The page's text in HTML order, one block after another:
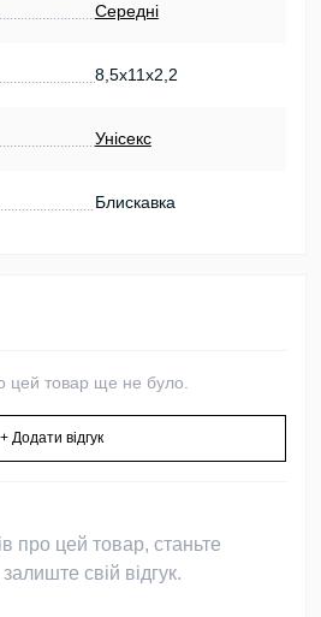
Середні
8,5х11х2,2
Унісекс
Блискавка
цей товар ще не було.
+ Додати відгук
про цей товар, станьте
свій відгук.